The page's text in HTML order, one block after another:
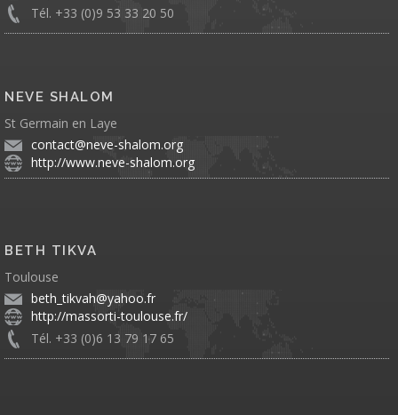
Tél. +33 (0)9 53 33 20 50
NEVE SHALOM
St Germain en Laye
contact@neve-shalom.org
http://www.neve-shalom.org
BETH TIKVA
Toulouse
beth_tikvah@yahoo.fr
http://massorti-toulouse.fr/
Tél. +33 (0)6 13 79 17 65